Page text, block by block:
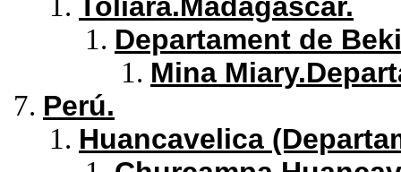
Departament de
Mina
Perú.
Huancavelica